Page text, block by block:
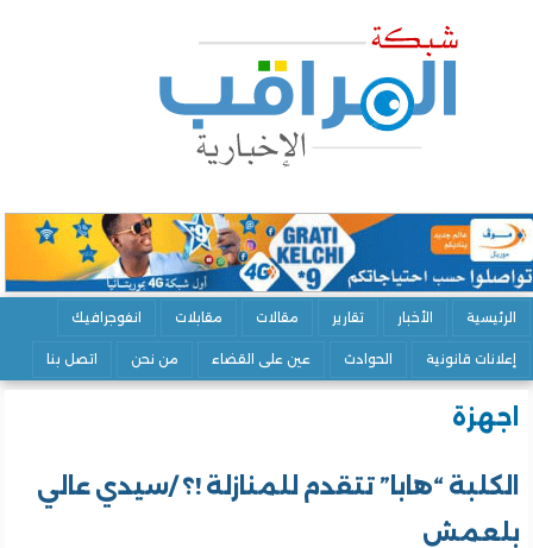
الرئيسية الأخبار تقارير مقالات مقابلات انفوجرافيك
إعلانات قانونية الحوادث عين على القضاء من نحن اتصل بنا
اجهزة
الكلبة “هابا” تتقدم للمنازلة !؟ /سيدي عالي
بلعمش